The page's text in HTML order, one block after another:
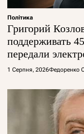
Політика
Григорий
поддерживать
передали
1 Серпня, 2026Федоренко